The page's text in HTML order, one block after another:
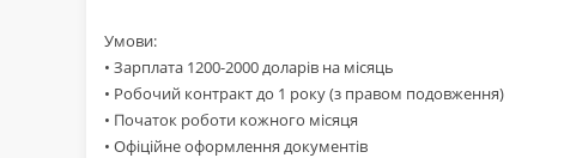
Умови:
• Зарплата 1200-2000 доларів на місяць
• Робочий контракт до 1 року (з правом подовження)
• Початок роботи кожного місяця
• Офіційне оформлення документів